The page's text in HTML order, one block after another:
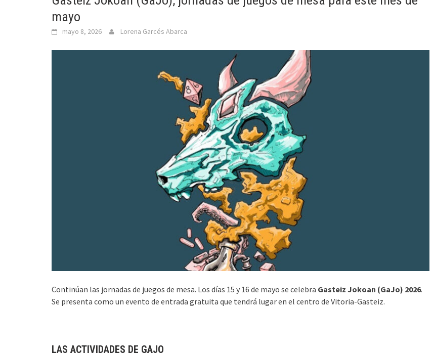
mayo
mayo 8, 2026 Lorena Garcés Abarca
Continúan las jornadas de juegos de mesa. Los días 15 y 16 de mayo se celebra Gasteiz Jokoan (GaJo) 2026.
Se presenta como un evento de entrada gratuita que tendrá lugar en el centro de Vitoria-Gasteiz.
LAS ACTIVIDADES DE GAJO